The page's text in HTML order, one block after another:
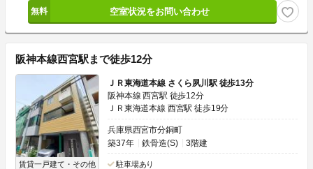
空室状況をお問い合わせ
阪神本線西宮駅まで徒歩12分
賃貸一戸建て・その他
ＪＲ東海道本線 さくら夙川駅 徒歩13分
阪神本線 西宮駅 徒歩12分
ＪＲ東海道本線 西宮駅 徒歩19分
兵庫県西宮市分銅町
築37年
鉄骨造(S) 3階建
駐車場あり